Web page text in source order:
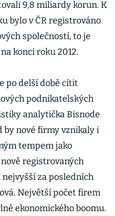
9,8 miliardy korun. K
bylo v ČR registrováno
společností, to je
konci roku 2012.
po delší době cítit
podnikatelských
analytička Bisnode
by nové firmy vznikaly i
tempem jako
registrovaných
za posledních
Největší počet firem
ekonomického boomu.